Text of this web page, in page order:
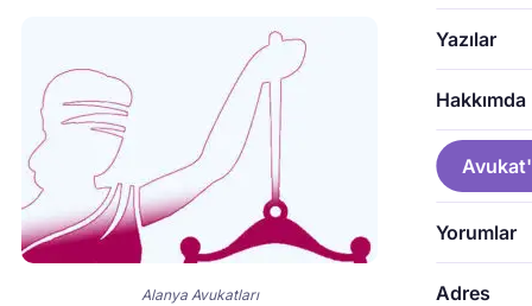
Yazılar
Hakkımda
Yorumlar
Adres
Alanya Avukatları